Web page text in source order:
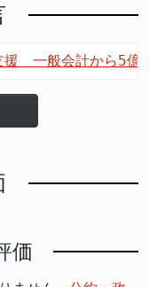
援 一般会計から5億
価